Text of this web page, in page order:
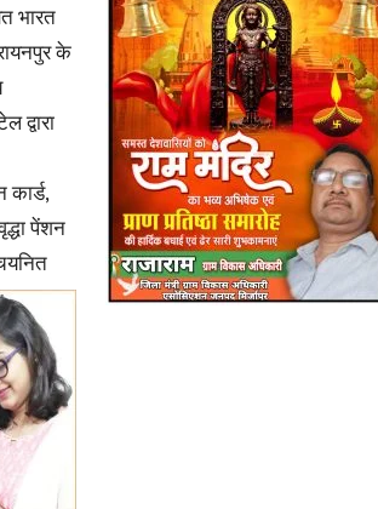
Hindi,
Today
भारत
के
द्वारा
कार्ड,
पेंशन